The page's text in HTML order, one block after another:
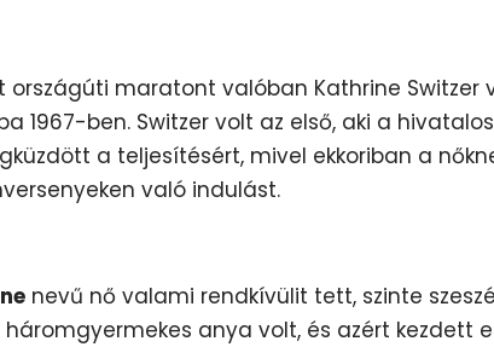
maratont valóban Kathrine Switzer
1967-ben. Switzer volt az első, aki a hivatalos
a teljesítésért, mivel ekkoriban a
való indulást.
nevű nő valami rendkívülit tett, szinte
anya volt, és azért kezdett